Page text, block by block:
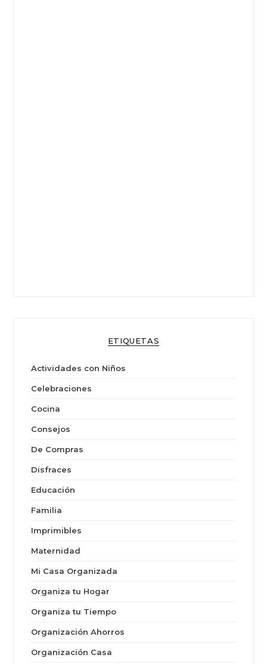
ETIQUETAS
Actividades con Niños
Celebraciones
Cocina
Consejos
De Compras
Disfraces
Educación
Familia
Imprimibles
Maternidad
Mi Casa Organizada
Organiza tu Hogar
Organiza tu Tiempo
Organización Ahorros
Organización Casa